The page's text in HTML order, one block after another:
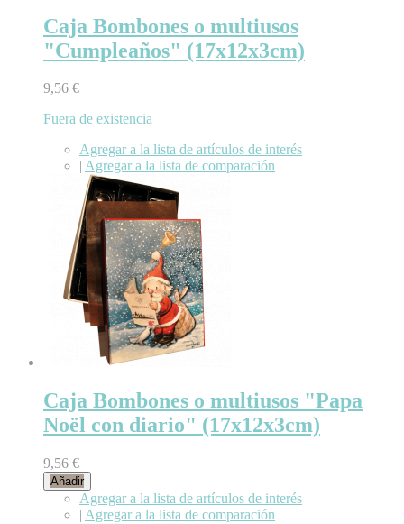
Caja Bombones o multiusos
"Cumpleaños" (17x12x3cm)
9,56 €
Fuera de existencia
Agregar a la lista de artículos de interés
| Agregar a la lista de comparación
Caja Bombones o multiusos "Papa
Noël con diario" (17x12x3cm)
9,56 €
Añadir
Agregar a la lista de artículos de interés
| Agregar a la lista de comparación